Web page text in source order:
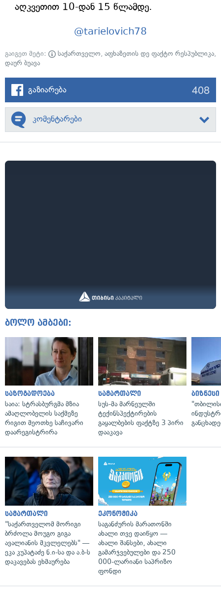
აღკვეთით 10-დან 15 წლამდე.
@tarielovich78
გაიგეთ მეტი: საქართველო, აფხაზეთის დე ფაქტო რესპუბლიკა,
დაურ ბუავა
გაზიარება 408
კომენტარები
ბოლო ამბები:
საზოგადოება
საია: სტრასბურგმა მზია
ამაღლობელის საქმეზე
რიგით მეოთხე საჩივარი
დაარეგისტრირა
სამართალი
სუს-მა მარნეულში
ტექინსპექტირების
გაყალბების ფაქტზე 3 პირი
დააკავა
ბიზნესი
სამართალი
"საქართველომ მორიგი
ბრძოლა მოუგო გიგა
ავალიანის მკვლელებს" —
ეკა კუპატაძე ნ.ი-სა და ა.ბ-ს
დაკავებას ეხმაურება
ეკონომიკა
საგანძურის მარათონში
ახალი თვე დაიწყო —
ახალი შანსები, ახალი
გამარჯვებულები და 250
000-ლარიანი საპრიზო
ფონდი